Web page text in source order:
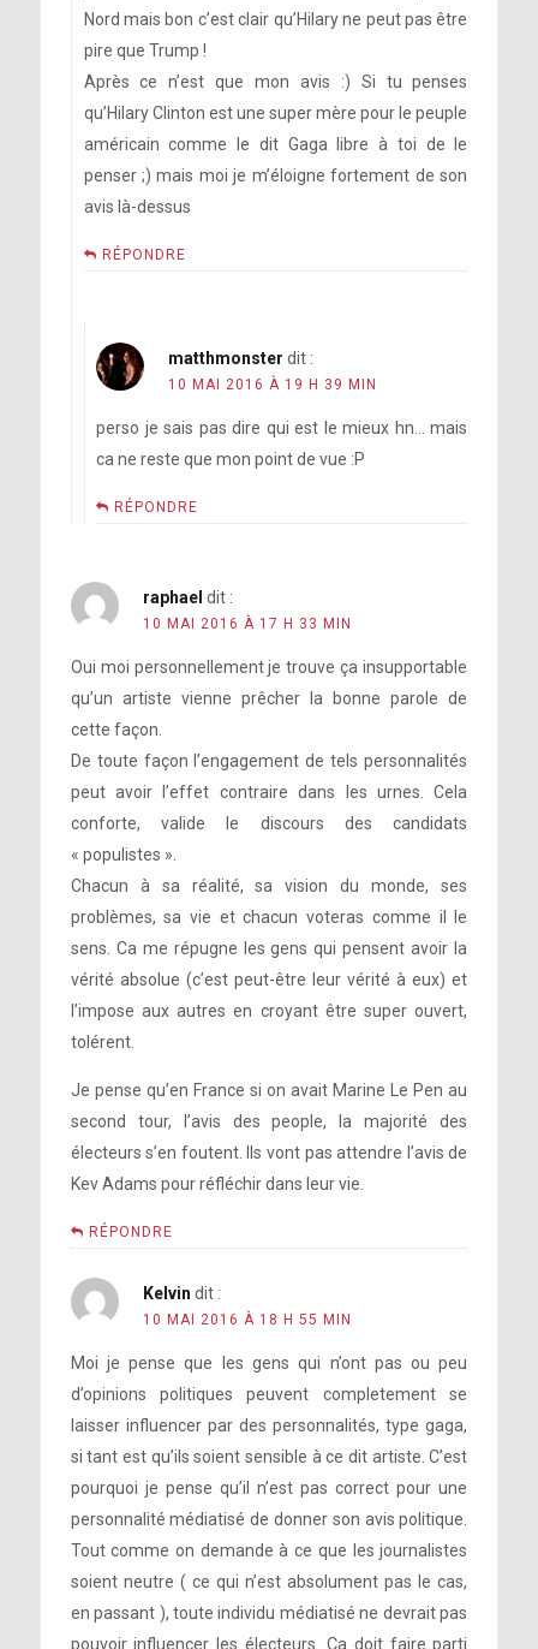
Nord mais bon c’est clair qu’Hilary ne peut pas être
pire que Trump !
Après ce n’est que mon avis :) Si tu penses
qu’Hilary Clinton est une super mère pour le peuple
américain comme le dit Gaga libre à toi de le
penser ;) mais moi je m’éloigne fortement de son
avis là-dessus
RÉPONDRE
matthmonster dit :
10 MAI 2016 À 19 H 39 MIN
perso je sais pas dire qui est le mieux hn… mais
ca ne reste que mon point de vue :P
RÉPONDRE
raphael dit :
10 MAI 2016 À 17 H 33 MIN
Oui moi personnellement je trouve ça insupportable
qu’un artiste vienne prêcher la bonne parole de
cette façon.
De toute façon l’engagement de tels personnalités
peut avoir l’effet contraire dans les urnes. Cela
conforte, valide le discours des candidats
« populistes ».
Chacun à sa réalité, sa vision du monde, ses
problèmes, sa vie et chacun voteras comme il le
sens. Ca me répugne les gens qui pensent avoir la
vérité absolue (c’est peut-être leur vérité à eux) et
l’impose aux autres en croyant être super ouvert,
tolérent.
Je pense qu’en France si on avait Marine Le Pen au
second tour, l’avis des people, la majorité des
électeurs s’en foutent. Ils vont pas attendre l’avis de
Kev Adams pour réfléchir dans leur vie.
RÉPONDRE
Kelvin dit :
10 MAI 2016 À 18 H 55 MIN
Moi je pense que les gens qui n’ont pas ou peu
d’opinions politiques peuvent completement se
laisser influencer par des personnalités, type gaga,
si tant est qu’ils soient sensible à ce dit artiste. C’est
pourquoi je pense qu’il n’est pas correct pour une
personnalité médiatisé de donner son avis politique.
Tout comme on demande à ce que les journalistes
soient neutre ( ce qui n’est absolument pas le cas,
en passant ), toute individu médiatisé ne devrait pas
pouvoir influencer les électeurs. Ça doit faire parti